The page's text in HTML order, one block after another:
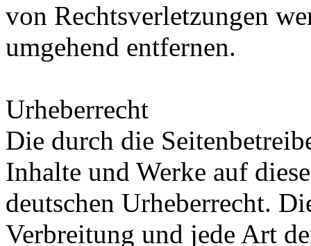
von Rechtsverletzungen
umgehend entfernen.
Urheberrecht
Die durch die
Inhalte und Werke auf
deutschen Urheberrecht.
Verbreitung und jede Art